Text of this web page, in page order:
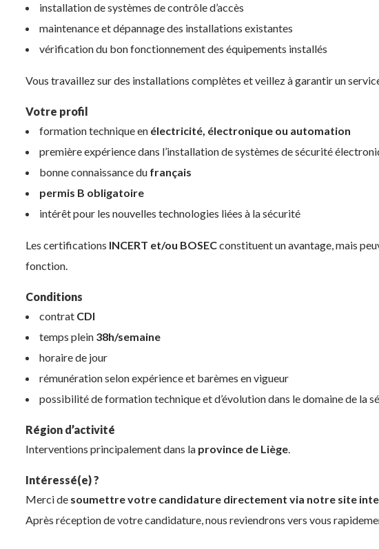
installation de systèmes de contrôle d’accès
maintenance et dépannage des installations existantes
vérification du bon fonctionnement des équipements installés
Vous travaillez sur des installations complètes et veillez à garantir un
Votre profil
formation technique en électricité, électronique ou automation
première expérience dans l’installation de systèmes de sécurité
bonne connaissance du français
permis B obligatoire
intérêt pour les nouvelles technologies liées à la sécurité
Les certifications INCERT et/ou BOSECconstituent un avantage, mais
fonction.
Conditions
contrat CDI
temps plein 38h/semaine
horaire de jour
rémunération selon expérience et barèmes en vigueur
possibilité de formation technique et d’évolution dans le domaine de la
Région d’activité
Interventions principalement dans la province de Liège.
Intéressé(e) ?
Merci de soumettre votre candidature directement via notre site
Après réception de votre candidature, nous reviendrons vers vous